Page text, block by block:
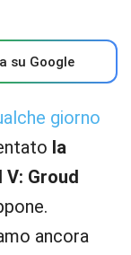
su Google
giorno
la
V: Groud
ancora